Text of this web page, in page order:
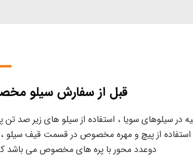
قبل از سفارش سیلو
در سیلوهای سویا ، استفاده از سیلو های زیر صد تن
استفاده از پیچ و مهره مخصوص در قسمت قیف
دوعدد محور با پره های مخصوص می